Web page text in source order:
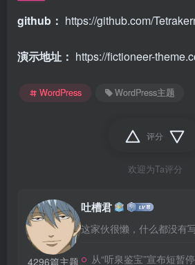
github： https://github.com/
演示地址： https://fictioneer-
WordPress WordPress主题
评分
欢迎为Ta评分
4296篇主题
吐槽君
这家伙很懒，什么都没有
从“听泉鉴宝”宣布短暂